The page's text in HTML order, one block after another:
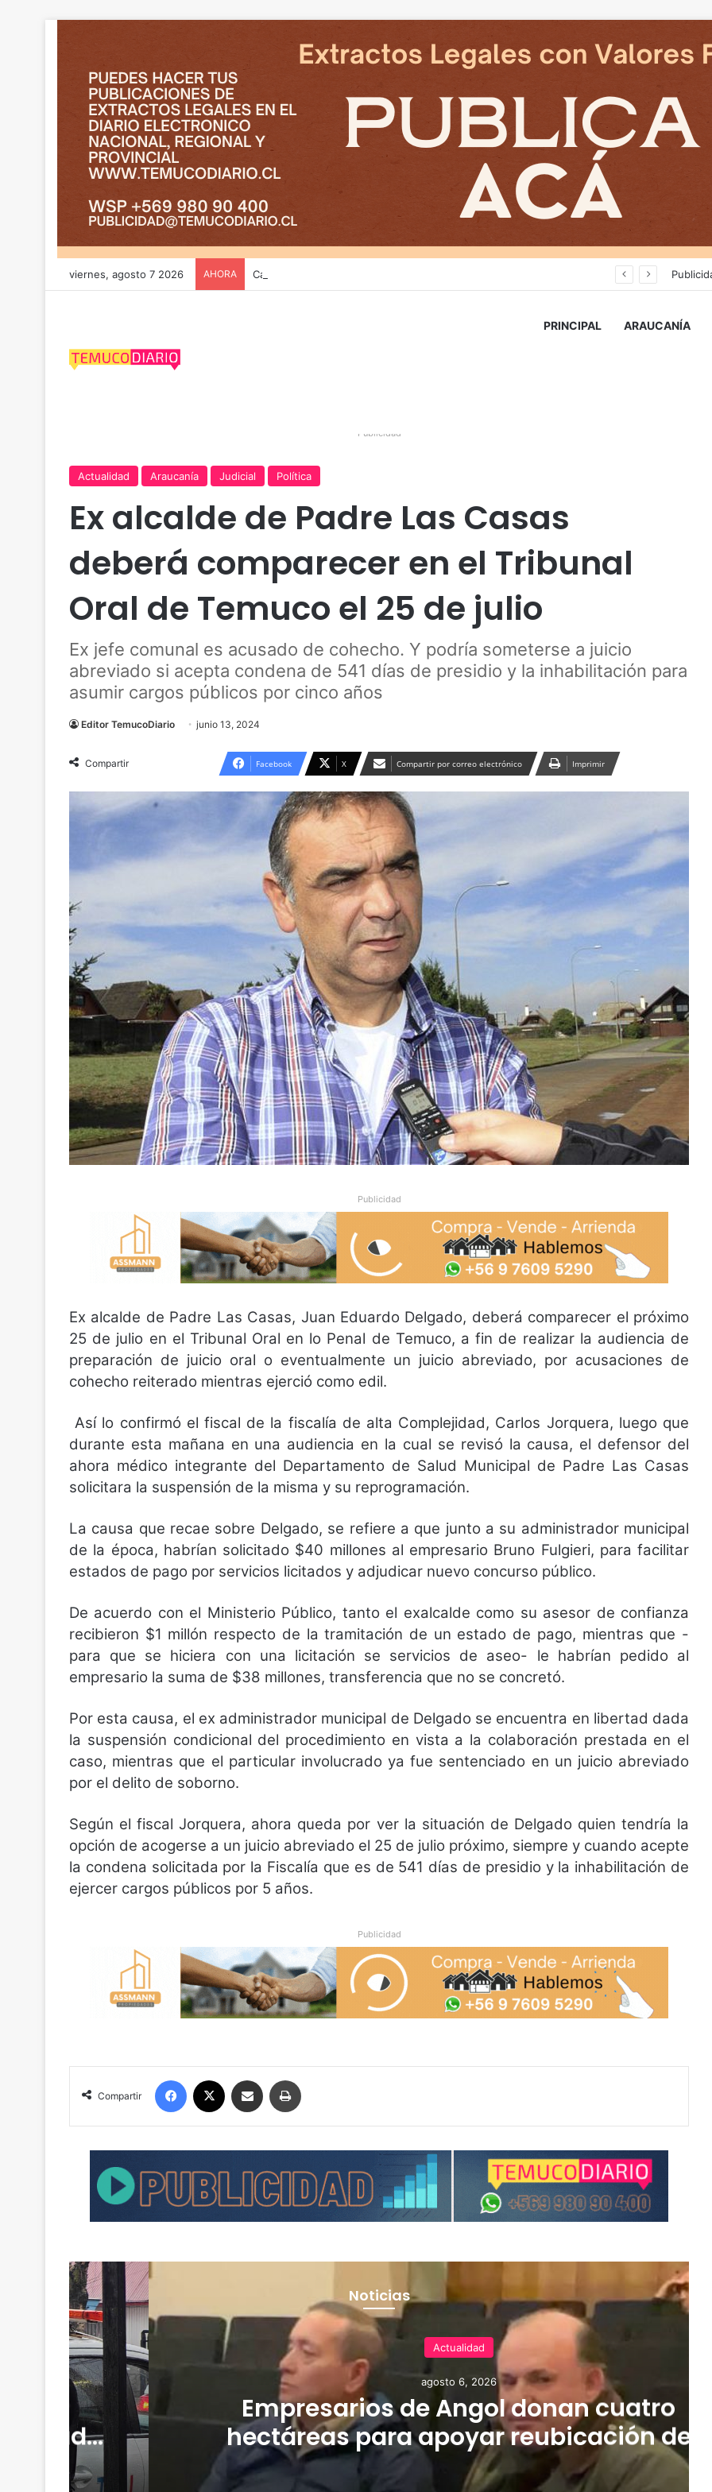
viernes, agosto 7 2026 AHORA
PRINCIPAL ARAUCANÍA
Publicidad
Actualidad Araucanía Judicial Política
Ex alcalde de Padre Las Casas
deberá comparecer en el Tribunal
Oral de Temuco el 25 de julio
Ex jefe comunal es acusado de cohecho. Y podría someterse a juicio
abreviado si acepta condena de 541 días de presidio y la inhabilitación para
asumir cargos públicos por cinco años
Editor TemucoDiario junio 13, 2024
Compartir Facebook X Compartir por correo electrónico Imprimir
Publicidad
Ex alcalde de Padre Las Casas, Juan Eduardo Delgado, deberá comparecer el próximo
25 de julio en el Tribunal Oral en lo Penal de Temuco, a fin de realizar la audiencia de
preparación de juicio oral o eventualmente un juicio abreviado, por acusaciones de
cohecho reiterado mientras ejerció como edil.
Así lo confirmó el fiscal de la fiscalía de alta Complejidad, Carlos Jorquera, luego que
durante esta mañana en una audiencia en la cual se revisó la causa, el defensor del
ahora médico integrante del Departamento de Salud Municipal de Padre Las Casas
solicitara la suspensión de la misma y su reprogramación.
La causa que recae sobre Delgado, se refiere a que junto a su administrador municipal
de la época, habrían solicitado $40 millones al empresario Bruno Fulgieri, para facilitar
estados de pago por servicios licitados y adjudicar nuevo concurso público.
De acuerdo con el Ministerio Público, tanto el exalcalde como su asesor de confianza
recibieron $1 millón respecto de la tramitación de un estado de pago, mientras que -
para que se hiciera con una licitación se servicios de aseo- le habrían pedido al
empresario la suma de $38 millones, transferencia que no se concretó.
Por esta causa, el ex administrador municipal de Delgado se encuentra en libertad dada
la suspensión condicional del procedimiento en vista a la colaboración prestada en el
caso, mientras que el particular involucrado ya fue sentenciado en un juicio abreviado
por el delito de soborno.
Según el fiscal Jorquera, ahora queda por ver la situación de Delgado quien tendría la
opción de acogerse a un juicio abreviado el 25 de julio próximo, siempre y cuando acepte
la condena solicitada por la Fiscalía que es de 541 días de presidio y la inhabilitación de
ejercer cargos públicos por 5 años.
Publicidad
Compartir
Noticias
cuatro
de
Actualidad
agosto 6, 2026
Desborde del río Imperial mantiene
aisladas a miles de personas y deja
viviendas bajo el agua en La